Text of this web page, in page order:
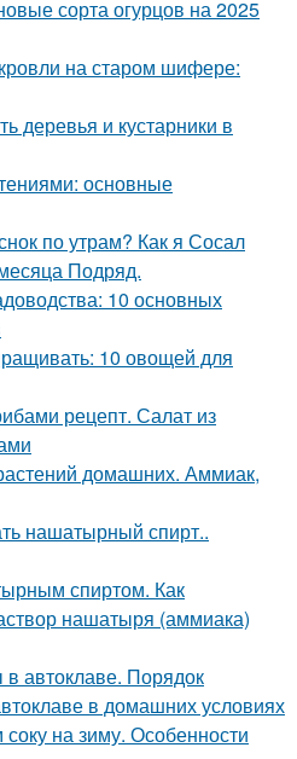
сорта огурцов на 2025
на старом шифере:
деревья и кустарники в
основные
по утрам? Как я Сосал
Подряд.
10 основных
10 овощей для
рецепт. Салат из
домашних. Аммиак,
нашатырный спирт..
спиртом. Как
нашатыря (аммиака)
в автоклаве. Порядок
в домашних условиях
на зиму. Особенности